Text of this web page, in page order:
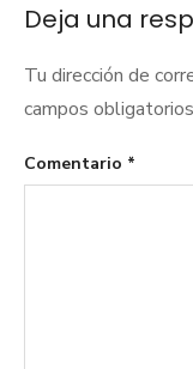
Deja una
Tu dirección de
campos
Comentario *